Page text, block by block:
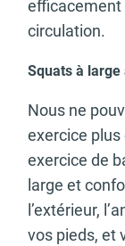
efficacement
circulation.
Squats à large
Nous ne
exercice
exercice de
large et
l’extérieur,
vos pieds, et